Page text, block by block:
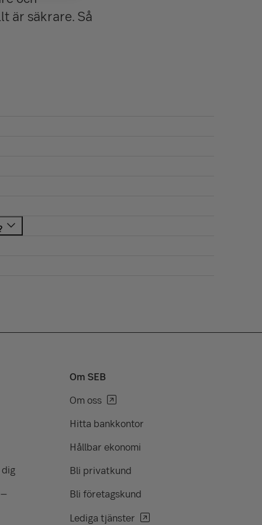
är säkrare. Så
Om SEB
Om oss
Hitta bankkontor
Hållbar ekonomi
Bli privatkund
Bli företagskund
Lediga tjänster